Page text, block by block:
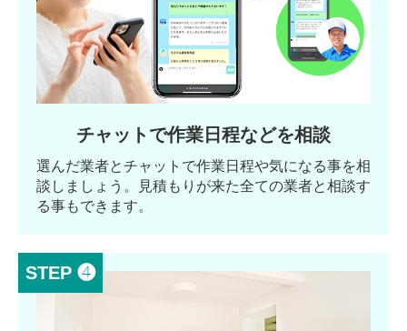
チャットで作業日程などを相談
選んだ業者とチャットで作業日程や気になる事を相
談しましょう。見積もりが来た全ての業者と相談す
る事もできます。
STEP ❹